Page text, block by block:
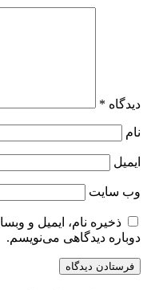
دیدگاه *
نام
ایمیل
وب‌ سایت
ذخیره نام، ایمیل و
دوباره دیدگاهی می‌نویسم.